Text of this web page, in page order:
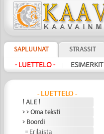
SAPLUUNAT STRASSIT
- LUETTELO - | ESIMERKIT
- LUETTELO -
! ALE !
> > Oma teksti
> Boordi
Erilaista